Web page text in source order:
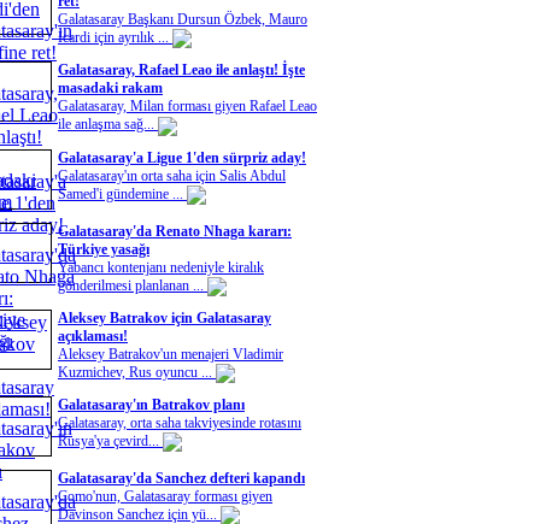
Galatasaray Başkanı Dursun Özbek, Mauro
Icardi için ayrılık ...
Galatasaray, Rafael Leao ile anlaştı! İşte
masadaki rakam
Galatasaray, Milan forması giyen Rafael Leao
ile anlaşma sağ...
Galatasaray'a Ligue 1'den sürpriz aday!
Galatasaray'ın orta saha için Salis Abdul
Samed'i gündemine ...
Galatasaray'da Renato Nhaga kararı:
Türkiye yasağı
Yabancı kontenjanı nedeniyle kiralık
gönderilmesi planlanan ...
Aleksey Batrakov için Galatasaray
açıklaması!
Aleksey Batrakov'un menajeri Vladimir
Kuzmichev, Rus oyuncu ...
Galatasaray'ın Batrakov planı
Galatasaray, orta saha takviyesinde rotasını
Rusya'ya çevird...
Galatasaray'da Sanchez defteri kapandı
Como'nun, Galatasaray forması giyen
Davinson Sanchez için yü...